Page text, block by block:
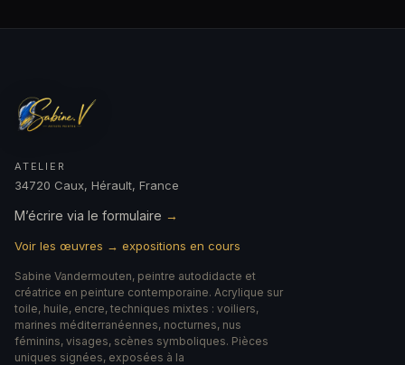
ATELIER
34720 Caux, Hérault, France
M’écrire via le formulaire →
Voir les œuvres → expositions en cours
Sabine Vandermouten, peintre autodidacte et
créatrice en peinture contemporaine. Acrylique sur
toile, huile, encre, techniques mixtes : voiliers,
marines méditerranéennes, nocturnes, nus
féminins, visages, scènes symboliques. Pièces
uniques signées, exposées à la